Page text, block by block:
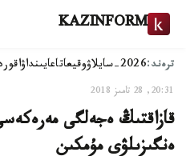
KAZINFORM
ترەند:2026-سايلاۋ وقيعاتاعايىنداۋ
20:31, 28 تامىز 2018
قازاقتىڭ ەجەلگى
ەنگىزىلۋى مۇمكىن